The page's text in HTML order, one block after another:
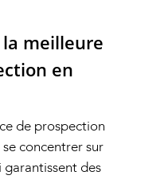
meilleure
en
de prospection
concentrer sur
garantissent des